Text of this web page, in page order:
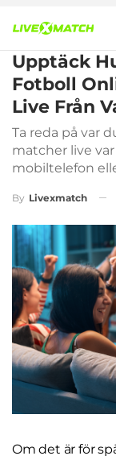
Upptäck
Fotboll
Live Från
Ta reda på var
matcher live
mobiltelefon
By Livexmatch
Om det är för